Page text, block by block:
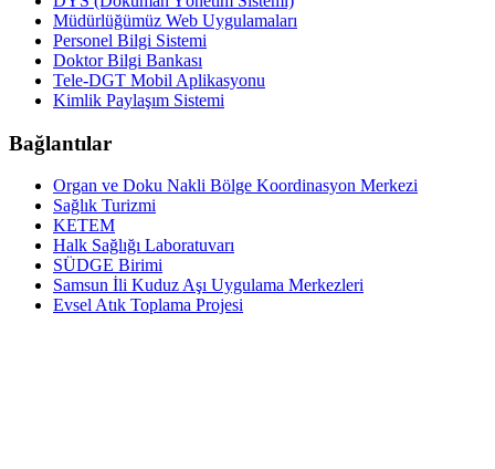
Müdürlüğümüz Web Uygulamaları
Personel Bilgi Sistemi
Doktor Bilgi Bankası
Tele-DGT Mobil Aplikasyonu
Kimlik Paylaşım Sistemi
Bağlantılar
Organ ve Doku Nakli Bölge Koordinasyon Merkezi
Sağlık Turizmi
KETEM
Halk Sağlığı Laboratuvarı
SÜDGE Birimi
Samsun İli Kuduz Aşı Uygulama Merkezleri
Evsel Atık Toplama Projesi